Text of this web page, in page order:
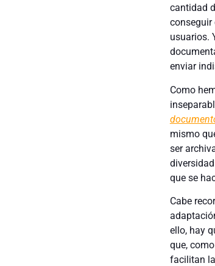
cantidad
conseguir
usuarios.
enviar
Como
mismo
ser
que se
Cabe
ello, hay
que, como
facilitan